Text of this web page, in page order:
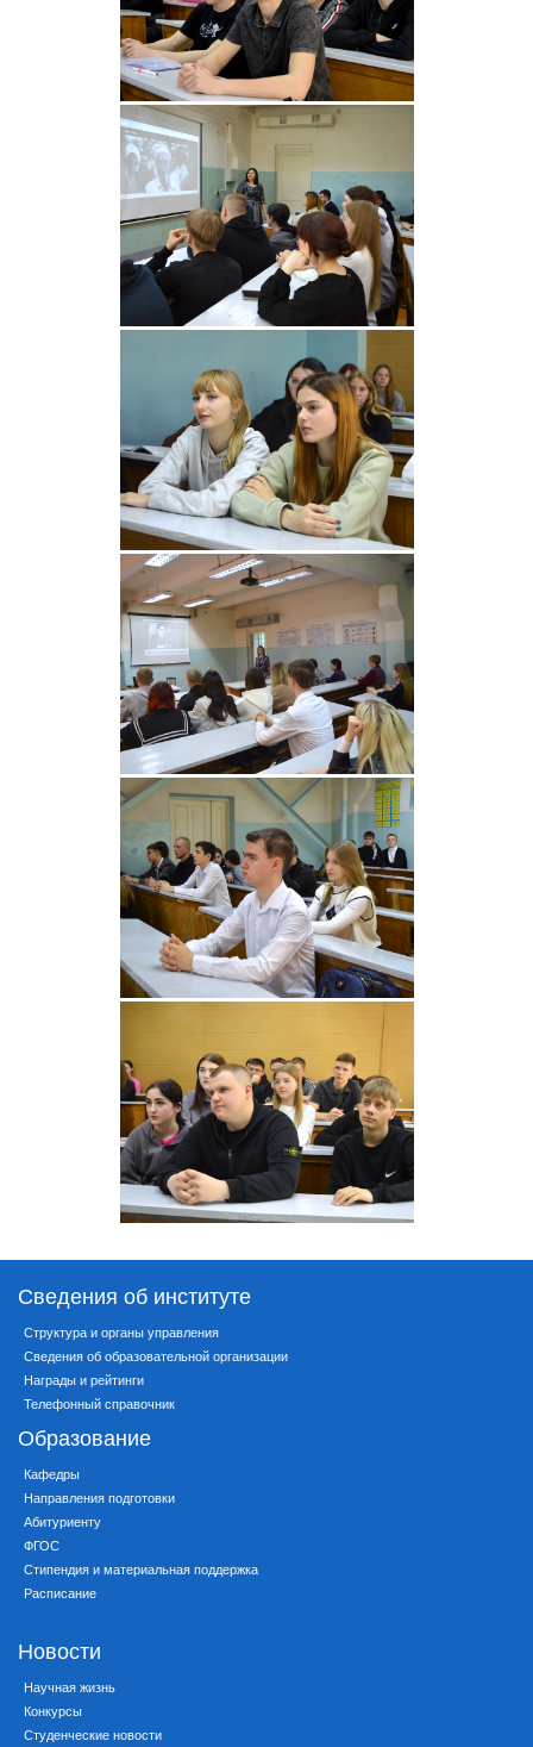
Сведения об институте
Структура и органы управления
Сведения об образовательной организации
Награды и рейтинги
Телефонный справочник
Образование
Кафедры
Направления подготовки
Абитуриенту
ФГОС
Стипендия и материальная поддержка
Расписание
Новости
Научная жизнь
Конкурсы
Студенческие новости